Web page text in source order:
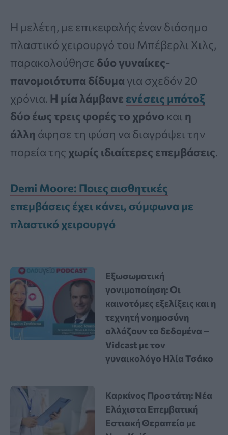
Η μελέτη, με επικεφαλής έναν διάσημο
πλαστικό χειρουργό του Μπέβερλι Χιλς,
παρακολούθησε δύο γυναίκες-
πανομοιότυπα δίδυμα για σχεδόν 20
χρόνια. Η μία λάμβανε ενέσεις μπότοξ
δύο έως τρεις φορές το χρόνο και η
άλλη άφησε τη φύση να διαγράψει την
πορεία της χωρίς ιδιαίτερες επεμβάσεις.
Demi Moore: Ποιες αισθητικές
επεμβάσεις έχει κάνει, σύμφωνα με
πλαστικό χειρουργό
Εξωσωματική
γονιμοποίηση: Οι
καινοτόμες εξελίξεις και η
τεχνητή νοημοσύνη
αλλάζουν τα δεδομένα –
Vidcast με τον
γυναικολόγο Ηλία Τσάκο
Καρκίνος Προστάτη: Νέα
Ελάχιστα Επεμβατική
Εστιακή Θεραπεία με